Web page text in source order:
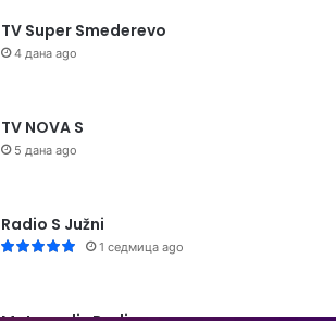
TV Super Smederevo
4 дана ago
TV NOVA S
5 дана ago
Radio S Južni
1 седмица ago